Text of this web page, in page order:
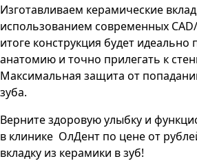
Изготавливаем керамические
использованием современных CAD/
итоге конструкция будет
анатомию и точно прилегать к
Максимальная защита от
зуба.
Верните здоровую улыбку и
в клинике ОлДент по цене от
вкладку из керамики в зуб!